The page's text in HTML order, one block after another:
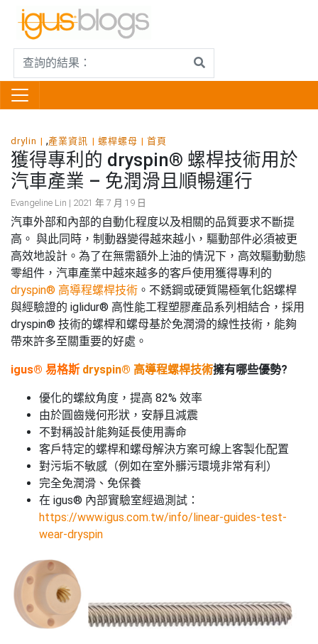
drylin ,產業資訊 螺桿螺母 首頁
獲得專利的 dryspin® 螺桿技術用於
汽車產業 – 免潤滑且順暢運行
Evangeline Lin | 2021 年 7 月 19 日
汽車外部和內部的自動化程度以及相關的品質要求不斷提
高。 與此同時，制動器變得越來越小，驅動部件必須被更
高效地設計。為了在無需額外上油的情況下，高效驅動動態
零組件，汽車產業中越來越多的客戶使用獲得專利的
dryspin® 高導程螺桿技術 。不銹鋼或硬質陽極氧化鋁螺桿
與經驗證的 iglidur® 高性能工程塑膠產品系列相結合，採用
dryspin® 技術的螺桿和螺母基於免潤滑的線性技術，能夠
帶來許多至關重要的好處。
igus® 易格斯 dryspin® 高導程螺桿技術擁有哪些優勢?
優化的螺紋角度，提高 82% 效率
由於圓齒幾何形狀，安靜且減震
不對稱設計能夠延長使用壽命
客戶特定的螺桿和螺母解決方案可線上客製化配置
對污垢不敏感（例如在室外髒污環境非常有利）
完全免潤滑、免保養
在 igus® 內部實驗室經過測試：
https://www.igus.com.tw/info/linear-guides-test-
wear-dryspin